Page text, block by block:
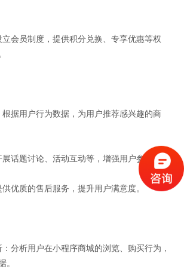
立会员制度，提供积分兑换、专享优惠等权
根据用户行为数据，为用户推荐感兴趣的商
展话题讨论、活动互动等，增强用户参与感。
供优质的售后服务，提升用户满意度。
：分析用户在小程序商城的浏览、购买行为，
。